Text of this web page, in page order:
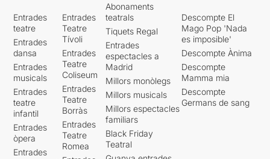
Entrades
teatre
Entrades
dansa
Entrades
musicals
Entrades
teatre
infantil
Entrades
òpera
Entrades
Entrades
Teatre
Tívoli
Entrades
Teatre
Coliseum
Entrades
Teatre
Borràs
Entrades
Teatre
Romea
Abonaments
teatrals
Tiquets Regal
Entrades
espectacles a
Madrid
Millors monòlegs
Millors musicals
Millors espectacles
familiars
Black Friday
Teatral
Descompte El
Mago Pop 'Nada
es imposible'
Descompte Ànima
Descompte
Mamma mia
Descompte
Germans de sang